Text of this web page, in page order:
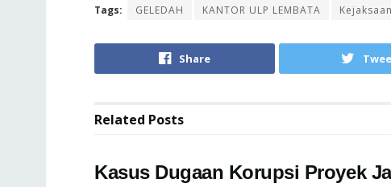
Tags: GELEDAH KANTOR ULP LEMBATA
Share
Related Posts
Kasus Dugaan Korupsi Proyek